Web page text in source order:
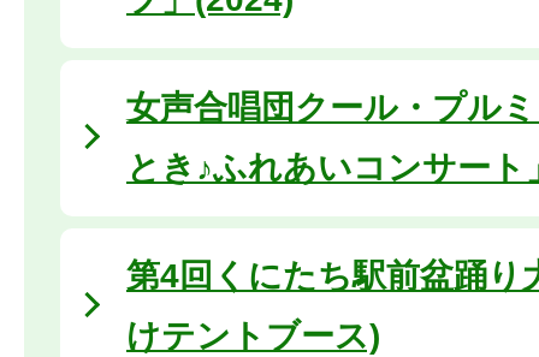
女声合唱団クール・プル
とき♪ふれあいコンサート
第4回くにたち駅前盆踊り
けテントブース)